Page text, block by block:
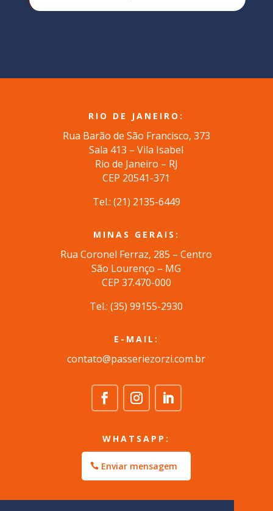
RIO DE JANEIRO:
Rua Barão de São Francisco, 373
Sala 413 – Vila Isabel
Rio de Janeiro – RJ
CEP 20541-371
Tel.: (21) 2135-6449
MINAS GERAIS:
Rua Coronel Ferraz, 285 – Centro
São Lourenço – MG
CEP 37.470-000
Tel.: (35) 99155-2930
E-MAIL:
contato@passeriezorzi.com.br
WHATSAPP:
Enviar mensagem